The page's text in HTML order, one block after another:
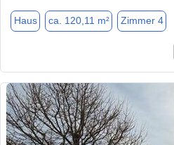
Haus ca. 120,11 m² Zimmer 4